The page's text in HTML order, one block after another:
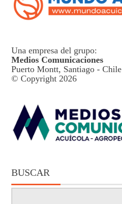
Una empresa del grupo:
Medios Comunicaciones
Puerto Montt, Santiago - Chile
© Copyright 2026
BUSCAR